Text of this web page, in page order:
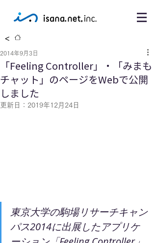
<
「Feeling Controller」・「みまも
チャット」のページをWebで公開
しました
2014年9月3日
更新日： 2019年12月24日
東京大学の駒場リサーチキャン
パス2014に出展したアプリケ